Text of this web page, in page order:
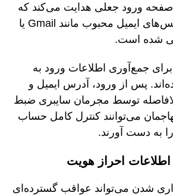
صفحه ورود جعلی هدایت می‌کند که
برای تقلید از سرویس‌های ایمیل محبوب مانند Gmail یا
جمع‌آوری اطلاعات ورود به
پس از ورود، آدرس ایمیل و
توسط مجرمان سایبری ضبط
می‌توانند کنترل کامل حساب
به دست آورند.
احراز هویت
شدن می‌تواند عواقب گسترده‌ای